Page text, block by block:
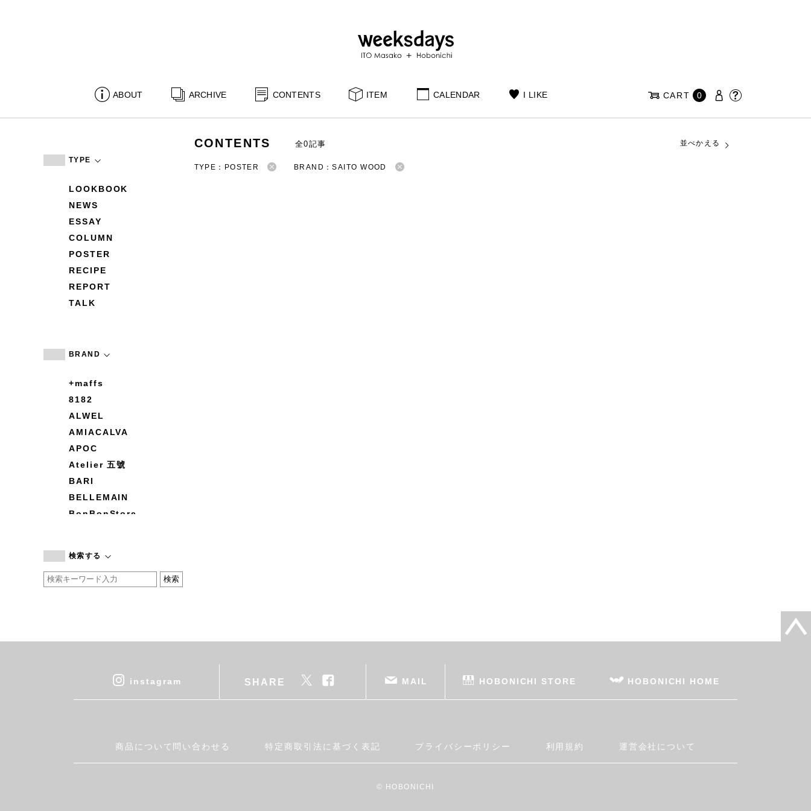
ABOUT ARCHIVE CONTENTS ITEM CALENDAR I LIKE CART 0
TYPE
LOOKBOOK
NEWS
ESSAY
COLUMN
POSTER
RECIPE
REPORT
TALK
BRAND
+maffs
8182
ALWEL
AMIACALVA
APOC
Atelier 五號
BARI
BELLEMAIN
BonBonStore
by basics
CATWORTH
cohan
DEAN & DELUCA
Fatima Morocco
検索する
CONTENTS 全0記事 並べかえる
TYPE：POSTER BRAND：SAITO WOOD
instagram SHARE MAIL HOBONICHI STORE HOBONICHI HOME
商品について問い合わせる 特定商取引法に基づく表記 プライバシーポリシー 利用規約 運営会社について
© HOBONICHI